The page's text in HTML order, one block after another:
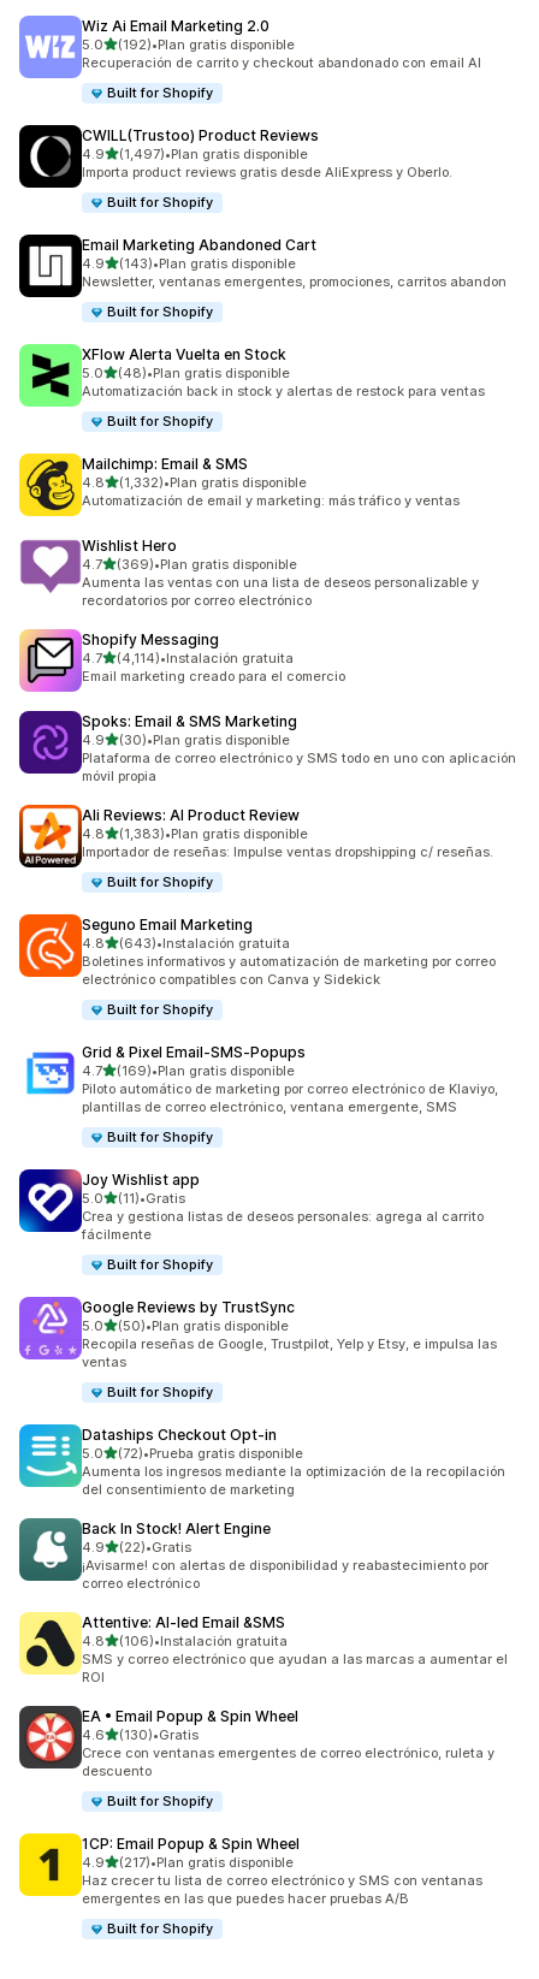
Wiz Ai Email Marketing 2.0
5.0de 5 estrellas
(192)
192 reseñas en total
•Plan gratis disponible
Recuperación de carrito y checkout abandonado con email AI
Built for Shopify
CWILL(Trustoo) Product Reviews
4.9de 5 estrellas
(1,497)
1497 reseñas en total
•Plan gratis disponible
Importa product reviews gratis desde AliExpress y Oberlo.
Built for Shopify
Email Marketing Abandoned Cart
4.9de 5 estrellas
(143)
143 reseñas en total
•Plan gratis disponible
Newsletter, ventanas emergentes, promociones, carritos abandon
Built for Shopify
XFlow Alerta Vuelta en Stock
5.0de 5 estrellas
(48)
48 reseñas en total
•Plan gratis disponible
Automatización back in stock y alertas de restock para ventas
Built for Shopify
Mailchimp: Email & SMS
4.8de 5 estrellas
(1,332)
1332 reseñas en total
•Plan gratis disponible
Automatización de email y marketing: más tráfico y ventas
Wishlist Hero
4.7de 5 estrellas
(369)
369 reseñas en total
•Plan gratis disponible
Aumenta las ventas con una lista de deseos personalizable y
recordatorios por correo electrónico
Shopify Messaging
4.7de 5 estrellas
(4,114)
4114 reseñas en total
•Instalación gratuita
Email marketing creado para el comercio
Spoks: Email & SMS Marketing
4.9de 5 estrellas
(30)
30 reseñas en total
•Plan gratis disponible
Plataforma de correo electrónico y SMS todo en uno con aplicación
móvil propia
Ali Reviews: AI Product Review
4.8de 5 estrellas
(1,383)
1383 reseñas en total
•Plan gratis disponible
Importador de reseñas: Impulse ventas dropshipping c/ reseñas.
Built for Shopify
Seguno Email Marketing
4.8de 5 estrellas
(643)
643 reseñas en total
•Instalación gratuita
Boletines informativos y automatización de marketing por correo
electrónico compatibles con Canva y Sidekick
Built for Shopify
Grid & Pixel Email‑SMS‑Popups
4.7de 5 estrellas
(169)
169 reseñas en total
•Plan gratis disponible
Piloto automático de marketing por correo electrónico de Klaviyo,
plantillas de correo electrónico, ventana emergente, SMS
Built for Shopify
Joy Wishlist app
5.0de 5 estrellas
(11)
11 reseñas en total
•Gratis
Crea y gestiona listas de deseos personales: agrega al carrito
fácilmente
Built for Shopify
Google Reviews by TrustSync
5.0de 5 estrellas
(50)
50 reseñas en total
•Plan gratis disponible
Recopila reseñas de Google, Trustpilot, Yelp y Etsy, e impulsa las
ventas
Built for Shopify
Dataships Checkout Opt‑in
5.0de 5 estrellas
(72)
72 reseñas en total
•Prueba gratis disponible
Aumenta los ingresos mediante la optimización de la recopilación
del consentimiento de marketing
Back In Stock! Alert Engine
4.9de 5 estrellas
(22)
22 reseñas en total
•Gratis
¡Avisarme! con alertas de disponibilidad y reabastecimiento por
correo electrónico
Attentive: AI‑led Email &SMS
4.8de 5 estrellas
(106)
106 reseñas en total
•Instalación gratuita
SMS y correo electrónico que ayudan a las marcas a aumentar el
ROI
EA • Email Popup & Spin Wheel
4.6de 5 estrellas
(130)
130 reseñas en total
•Gratis
Crece con ventanas emergentes de correo electrónico, ruleta y
descuento
Built for Shopify
1CP: Email Popup & Spin Wheel
4.9de 5 estrellas
(217)
217 reseñas en total
•Plan gratis disponible
Haz crecer tu lista de correo electrónico y SMS con ventanas
emergentes en las que puedes hacer pruebas A/B
Built for Shopify